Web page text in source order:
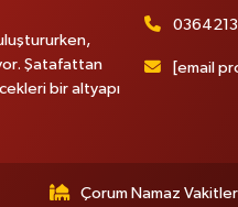
Şatafattan
bir altyapı
[email
Çorum Namaz